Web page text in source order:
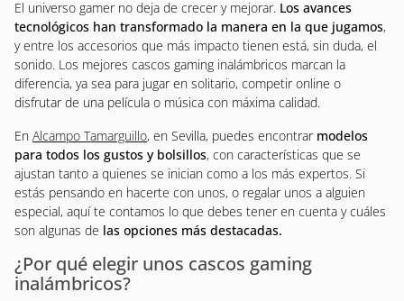
El universo gamer no deja de crecer y mejorar. Los avances
tecnológicos han transformado la manera en la que jugamos,
y entre los accesorios que más impacto tienen está, sin duda, el
sonido. Los mejores cascos gaming inalámbricos marcan la
diferencia, ya sea para jugar en solitario, competir online o
disfrutar de una película o música con máxima calidad.
En Alcampo Tamarguillo, en Sevilla, puedes encontrar modelos
para todos los gustos y bolsillos, con características que se
ajustan tanto a quienes se inician como a los más expertos. Si
estás pensando en hacerte con unos, o regalar unos a alguien
especial, aquí te contamos lo que debes tener en cuenta y cuáles
son algunas de las opciones más destacadas.
¿Por qué elegir unos cascos gaming
inalámbricos?